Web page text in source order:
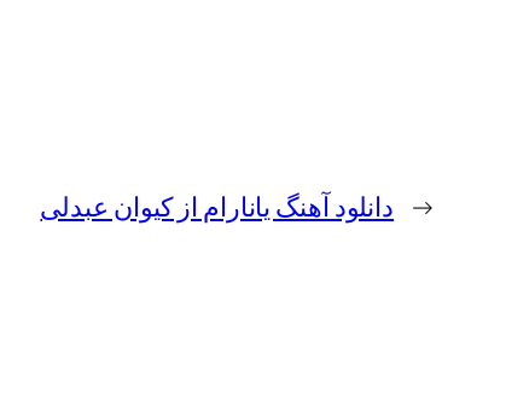
← دانلود آهنگ یانارام از کیوان عبدلی